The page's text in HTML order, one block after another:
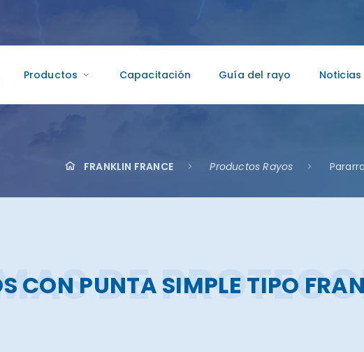
Productos Capacitación Guía del rayo Noticias
FRANKLIN FRANCE Productos Rayos
DE
CON PUNTA SIMPLE TIPO